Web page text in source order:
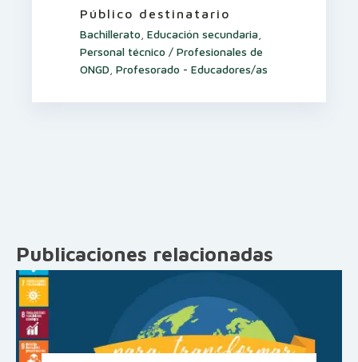
Público destinatario
Bachillerato Educación secundaria
Personal técnico / Profesionales de
ONGD Profesorado - Educadores/as
Publicaciones relacionadas